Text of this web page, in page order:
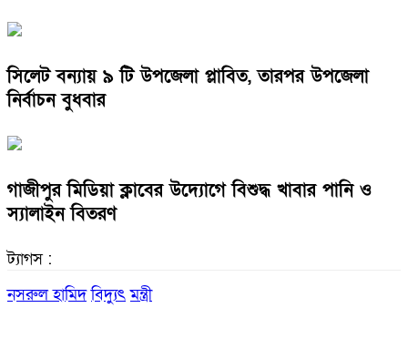
সিলেট বন্যায় ৯ টি উপজেলা প্লাবিত, তারপর উপজেলা
নির্বাচন বুধবার
গাজীপুর মিডিয়া ক্লাবের উদ্যোগে বিশুদ্ধ খাবার পানি ও
স্যালাইন বিতরণ
ট্যাগস :
নসরুল হামিদ বিদ্যুৎ মন্ত্রী